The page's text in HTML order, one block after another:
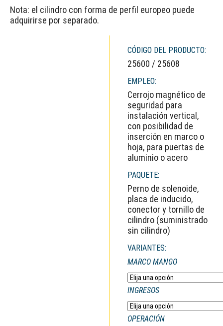
Nota: el cilindro con forma de perfil europeo puede
adquirirse por separado.
CÓDIGO DEL PRODUCTO:
25600 / 25608
EMPLEO:
Cerrojo magnético de
seguridad para
instalación vertical,
con posibilidad de
inserción en marco o
hoja, para puertas de
aluminio o acero
PAQUETE:
Perno de solenoide,
placa de inducido,
conector y tornillo de
cilindro (suministrado
sin cilindro)
VARIANTES:
MARCO MANGO
INGRESOS
OPERACIÓN